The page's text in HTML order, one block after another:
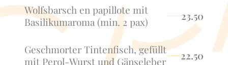
Wolfsbarsch en papillote mit
Basilikumaroma (min. 2 pax)
23.50
Geschmorter Tintenfisch, gefüllt
mit Perol-Wurst und Gänseleber
22.50